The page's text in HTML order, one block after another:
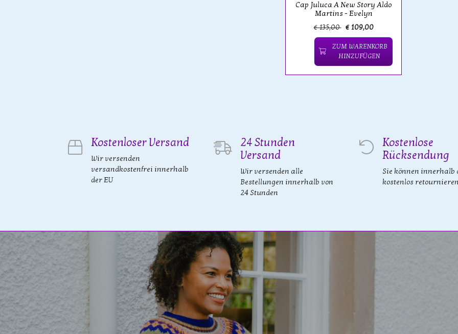
Cap Juluca A New Story Aldo
Martins - Evelyn
€ 135,00 € 109,00
ZUM WARENKORB
HINZUFÜGEN
Kostenloser Versand
Wir versenden
versandkostenfrei innerhalb
der EU
24 Stunden
Versand
Wir versenden alle
Bestellungen innerhalb von
24 Stunden
Kostenlose
Rücksendung
Sie können innerhalb
kostenlos